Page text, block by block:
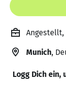
Angestellt,
Munich,
Logg Dich ein,